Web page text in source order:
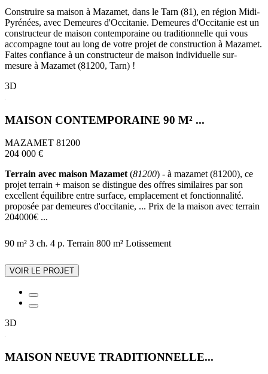
Construire sa maison à Mazamet, dans le Tarn (81), en région Midi-
Pyrénées, avec Demeures d'Occitanie. Demeures d'Occitanie est un
constructeur de maison contemporaine ou traditionnelle qui vous
accompagne tout au long de votre projet de construction à Mazamet.
Faites confiance à un constructeur de maison individuelle sur-
mesure à Mazamet (81200, Tarn) !
3D
MAISON CONTEMPORAINE 90 M² ...
MAZAMET 81200
204 000 €
Terrain avec maison Mazamet (81200) - à mazamet (81200), ce
projet terrain + maison se distingue des offres similaires par son
excellent équilibre entre surface, emplacement et fonctionnalité.
proposée par demeures d'occitanie, ... Prix de la maison avec terrain
204000€ ...
90 m² 3 ch. 4 p. Terrain 800 m² Lotissement
VOIR LE PROJET
3D
MAISON NEUVE TRADITIONNELLE...